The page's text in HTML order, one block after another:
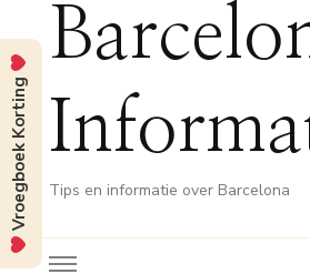
Tips en informatie over Barcelona
Vroegboek Korting